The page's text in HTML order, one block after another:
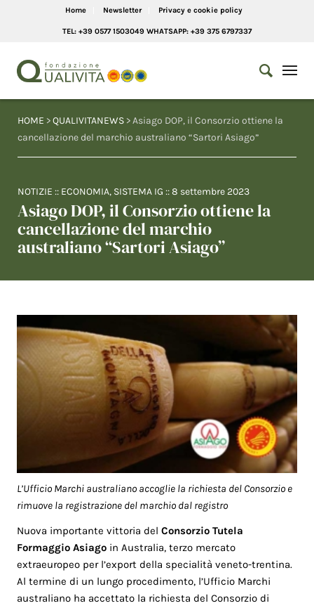
Home Newsletter Privacy e cookie policy
TEL: +39 0577 1503049 WHATSAPP: +39 375 6797337
HOME >QUALIVITANEWS > Asiago DOP, il Consorzio ottiene la
cancellazione del marchio australiano “Sartori Asiago”
NOTIZIE :: ECONOMIA, SISTEMA IG ::8 settembre 2023
Asiago DOP, il Consorzio ottiene la
cancellazione del marchio
australiano “Sartori Asiago”
L’Ufficio Marchi australiano accoglie la richiesta del Consorzio e
rimuove la registrazione del marchio dal registro
Nuova importante vittoria delConsorzio Tutela
Formaggio Asiago in Australia, terzo mercato
extraeuropeo per l’export della specialità veneto-trentina.
Al termine di un lungo procedimento, l’Ufficio Marchi
australiano ha accettato la richiesta del Consorzio di